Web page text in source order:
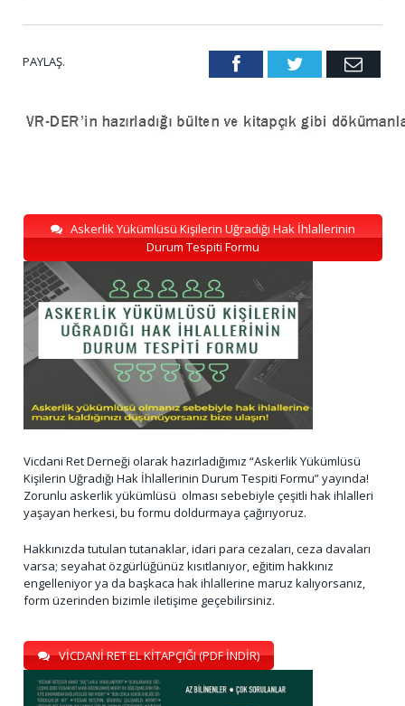
PAYLAŞ. FacebookTwitter Email
Askerlik Yükümlüsü Kişilerin Uğradığı Hak İhlallerinin
Durum Tespiti Formu
Vicdani Ret Derneği olarak hazırladığımız “Askerlik Yükümlüsü
Kişilerin Uğradığı Hak İhlallerinin Durum Tespiti Formu” yayında!
Zorunlu askerlik yükümlüsü olması sebebiyle çeşitli hak ihlalleri
yaşayan herkesi, bu formu doldurmaya çağırıyoruz.
Hakkınızda tutulan tutanaklar, idari para cezaları, ceza davaları
varsa; seyahat özgürlüğünüz kısıtlanıyor, eğitim hakkınız
engelleniyor ya da başkaca hak ihlallerine maruz kalıyorsanız,
form üzerinden bizimle iletişime geçebilirsiniz.
VİCDANİ RET EL KİTAPÇIĞI (PDF İNDİR)